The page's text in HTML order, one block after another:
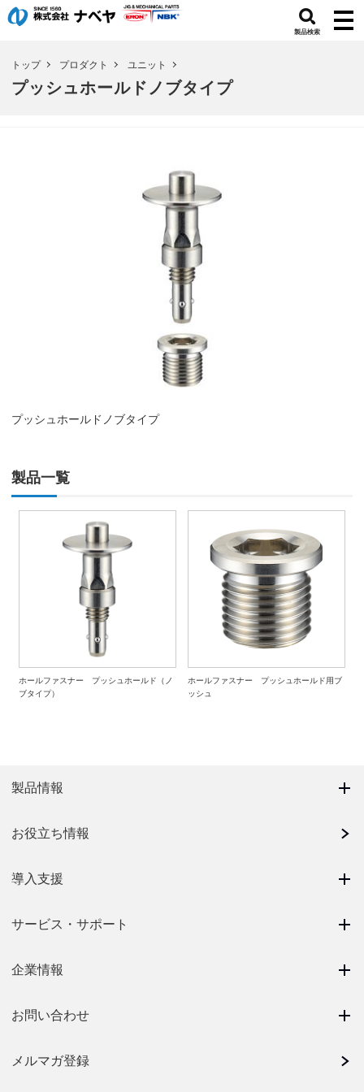
製品検索
トップ プロダクト ユニット
プッシュホールドノブタイプ
プッシュホールドノブタイプ
製品一覧
ホールファスナー プッシュホールド（ノ
ブタイプ）
ホールファスナー プッシュホールド用ブ
ッシュ
製品情報
お役立ち情報
導入支援
サービス・サポート
企業情報
お問い合わせ
メルマガ登録